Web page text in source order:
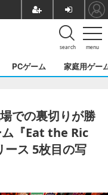
menu
search
PCゲーム 家庭用ゲー
での裏切りが勝
『Eat the Ric
ース 5枚目の写